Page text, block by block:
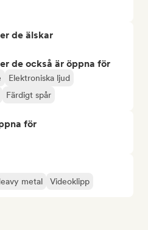
de älskar
de också är öppna för
Elektroniska ljud
Färdigt spår
för
metal Videoklipp